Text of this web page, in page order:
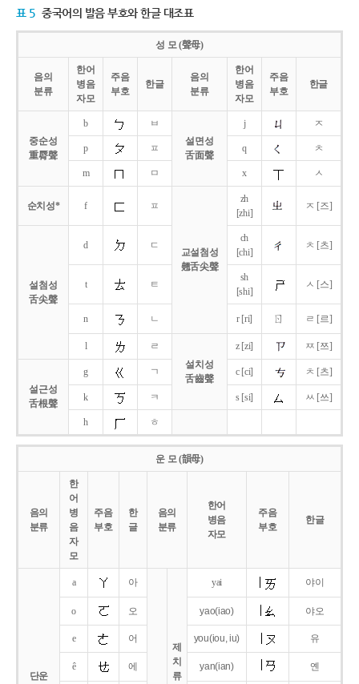
표 5 중국어의 발음 부호와 한글 대조표
성 모 (聲母)
음의
분류
한어
병음
자모
주음
부호
한글
음의
분류
한어
병음
자모
주음
부호
한글
중순성
重脣聲
b
ㅂ
설면성
舌面聲
j ㅈ
p ㅍ q ㅊ
m ㅁ x ㅅ
순치성* f ㅍ
교설첨성
翹舌尖聲
zh
[zhi]
ㅈ [즈]
설첨성
舌尖聲
d ㄷ
ch
[chi]
ㅊ [츠]
t ㅌ
sh
[shi]
ㅅ [스]
n ㄴ r [ri] ㄖ ㄹ [르]
l
ㄹ
설치성
舌齒聲
z [zi] ㅉ [쯔]
설근성
舌根聲
g ㄱ c [ci] ㅊ [츠]
k ㅋ s [si] ㅆ [쓰]
h ㅎ
운 모 (韻母)
음의
분류
한
어
병
음
자
모
주음
부호
한
글
음의
분류
한어
병음
자모
주음
부호
한글
단운
a 아
제
치
류
yai 야이
o 오 yao(iao) 야오
e 어 you(iou,iu) 유
ê 에 yan(ian) 옌